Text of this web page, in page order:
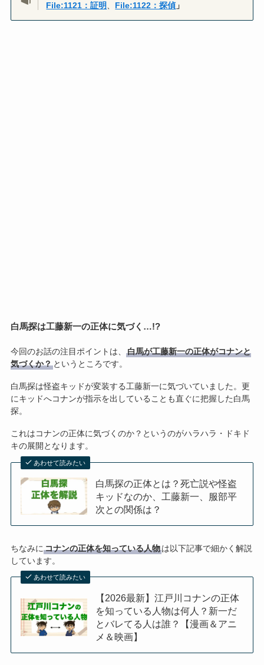
File:1121：証明
File:1122：探偵」
白馬探は工藤新一の正体に気づく…!?
今回のお話の注目ポイントは、
白馬が工藤新一の正体がコナンと
気づくか？というところです。
白馬探は怪盗キッドが変装する工藤新一に気づいていました。更
にキッドへコナンが指示を出していることも直ぐに把握した白馬
探。
これはコナンの正体に気づくのか？というのがハラハラ・ドキド
キの展開となります。
あわせて読みたい
白馬探の正体とは？死亡説や怪盗
キッドなのか、工藤新一、服部平
次との関係は？
ちなみに コナンの正体を知っている人物は以下記事で細かく解説
しています。
あわせて読みたい
【2026最新】江戸川コナンの正体
を知っている人物は何人？新一だ
とバレてる人は誰？【漫画＆アニ
メ＆映画】